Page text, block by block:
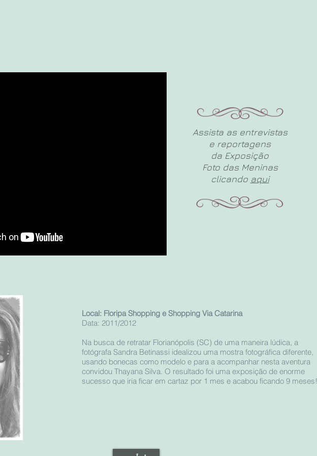
Assista as entrevistas
e reportagens
da Exposição
Foto das Meninas
clicando aqui
Local: Floripa Shopping e Shopping Via Catarina
Data: 2011/2012
Na busca de retratar Florianópolis (SC) de uma maneira lúdica, a
fotógrafa Sandra Betinassi idealizou uma mostra fotográfica diferente,
usando bonecas como modelo e para a acompanhar nesta aventura
convidou Thayana Silva. O resultado foi uma exposição de enorme
sucesso que iria ficar em cartaz por 1 mes e acabou ficando 9 meses!